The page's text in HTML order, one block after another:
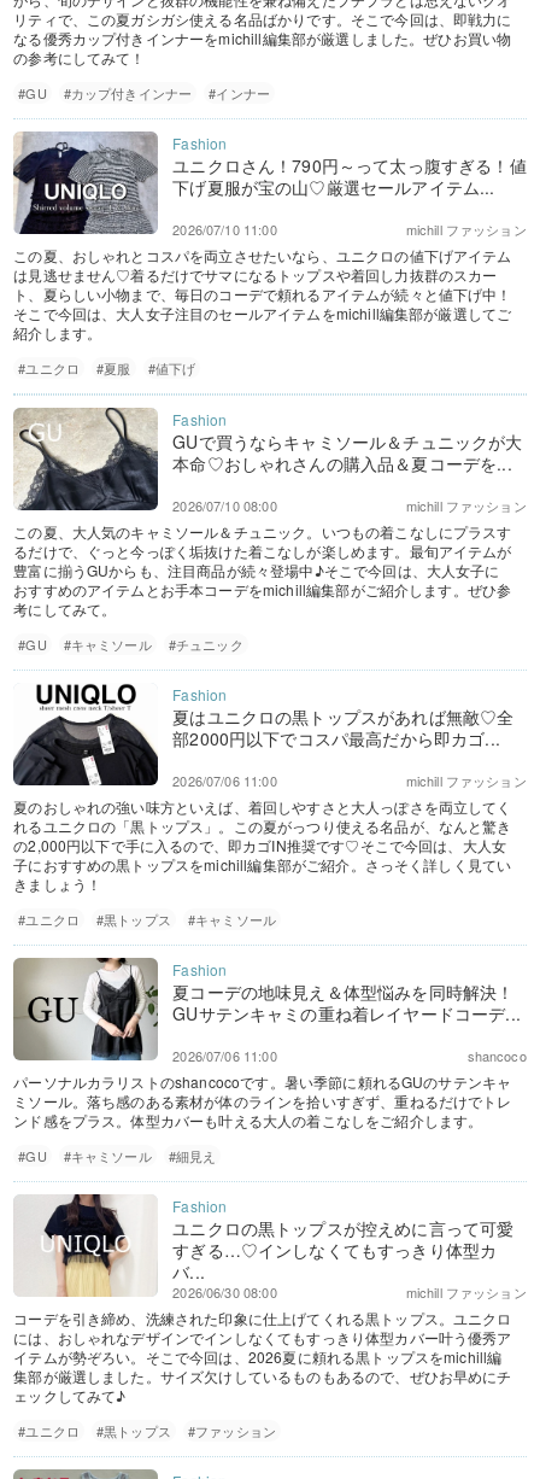
リティで、この夏ガシガシ使える名品ばかりです。そこで今回は、即戦力に
なる優秀カップ付きインナーをmichill編集部が厳選しました。ぜひお買い物
の参考にしてみて！
#GU #カップ付きインナー #インナー
ユニクロさん！790円～って太っ腹すぎる！値
下げ夏服が宝の山♡厳選セールアイテム...
michill ファッション
2026/07/10 11:00
この夏、おしゃれとコスパを両立させたいなら、ユニクロの値下げアイテム
は見逃せません♡着るだけでサマになるトップスや着回し力抜群のスカー
ト、夏らしい小物まで、毎日のコーデで頼れるアイテムが続々と値下げ中！
そこで今回は、大人女子注目のセールアイテムをmichill編集部が厳選してご
紹介します。
#ユニクロ #夏服 #値下げ
GUで買うならキャミソール＆チュニックが大
本命♡おしゃれさんの購入品＆夏コーデを...
michill ファッション
2026/07/10 08:00
この夏、大人気のキャミソール＆チュニック。いつもの着こなしにプラスす
るだけで、ぐっと今っぽく垢抜けた着こなしが楽しめます。最旬アイテムが
豊富に揃うGUからも、注目商品が続々登場中♪そこで今回は、大人女子に
おすすめのアイテムとお手本コーデをmichill編集部がご紹介します。ぜひ参
考にしてみて。
#GU #キャミソール #チュニック
夏はユニクロの黒トップスがあれば無敵♡全
部2000円以下でコスパ最高だから即カゴ...
michill ファッション
2026/07/06 11:00
夏のおしゃれの強い味方といえば、着回しやすさと大人っぽさを両立してく
れるユニクロの「黒トップス」。この夏がっつり使える名品が、なんと驚き
の2,000円以下で手に入るので、即カゴIN推奨です♡そこで今回は、大人女
子におすすめの黒トップスをmichill編集部がご紹介。さっそく詳しく見てい
きましょう！
#ユニクロ #黒トップス #キャミソール
夏コーデの地味見え＆体型悩みを同時解決！
GUサテンキャミの重ね着レイヤードコーデ...
shancoco
2026/07/06 11:00
パーソナルカラリストのshancocoです。暑い季節に頼れるGUのサテンキャ
ミソール。落ち感のある素材が体のラインを拾いすぎず、重ねるだけでトレ
ンド感をプラス。体型カバーも叶える大人の着こなしをご紹介します。
#GU #キャミソール #細見え
ユニクロの黒トップスが控えめに言って可愛
すぎる…♡インしなくてもすっきり体型カ
バ...
michill ファッション
2026/06/30 08:00
コーデを引き締め、洗練された印象に仕上げてくれる黒トップス。ユニクロ
には、おしゃれなデザインでインしなくてもすっきり体型カバー叶う優秀ア
イテムが勢ぞろい。そこで今回は、2026夏に頼れる黒トップスをmichill編
集部が厳選しました。サイズ欠けしているものもあるので、ぜひお早めにチ
ェックしてみて♪
#ユニクロ #黒トップス #ファッション